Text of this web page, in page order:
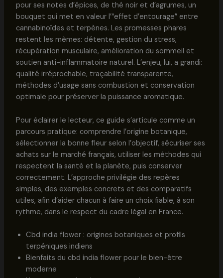
pour ses notes d’épices, de thé noir et d’agrumes, un
bouquet qui met en valeur l’“effet d’entourage” entre
cannabinoïdes et terpènes. Les promesses phares
restent les mêmes: détente, gestion du stress,
récupération musculaire, amélioration du sommeil et
soutien anti-inflammatoire naturel. L’enjeu, lui, a grandi:
qualité irréprochable, traçabilité transparente,
méthodes d’usage sans combustion et conservation
optimale pour préserver la puissance aromatique.
Pour éclairer le lecteur, ce guide s’articule comme un
parcours pratique: comprendre l’origine botanique,
sélectionner la bonne fleur selon l’objectif, sécuriser ses
achats sur le marché français, utiliser les méthodes qui
respectent la santé et la planète, puis conserver
correctement. L’approche privilégie des repères
simples, des exemples concrets et des comparatifs
utiles, afin d’aider chacun à faire un choix fiable, à son
rythme, dans le respect du cadre légal en France.
Cbd india flower : origines botaniques et profils
terpéniques indiens
Bienfaits du cbd india flower pour le bien-être
moderne